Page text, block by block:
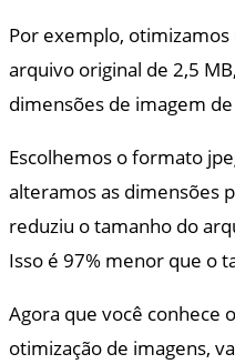
Por exemplo,
arquivo original de 2,5
dimensões de imagem
Escolhemos o formato
alteramos as dimensões
reduziu o tamanho do
Isso é 97% menor que o
Agora que você conhece
otimização de imagens,